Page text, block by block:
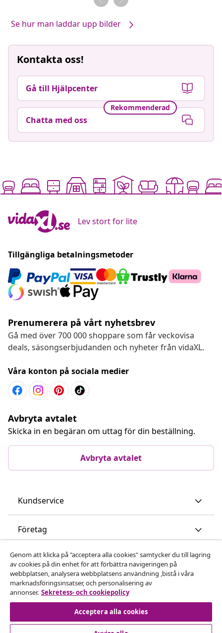
Se hur man laddar upp bilder
Kontakta oss!
Gå till Hjälpcenter
Rekommenderad
Chatta med oss
Lev stort for lite
Tillgängliga betalningsmetoder
Prenumerera på vårt nyhetsbrev
Gå med över 700 000 shoppare som får veckovisa
deals, säsongserbjudanden och nyheter från vidaXL.
Våra konton på sociala medier
Avbryta avtalet
Skicka in en begäran om uttag för din beställning.
Avbryta avtalet
Kundservice
Företag
vidaXL
Upptäck mer
Genom att klicka på "acceptera alla cookies" samtycker du till lagring
av cookies på din enhet för att förbättra navigeringen på
webbplatsen, analysera webbplatsens användning ,bistå i våra
marknadsföringsinsatser, och personalisering av
annonser. Sekretess- och cookiepolicy
Acceptera alla cookies